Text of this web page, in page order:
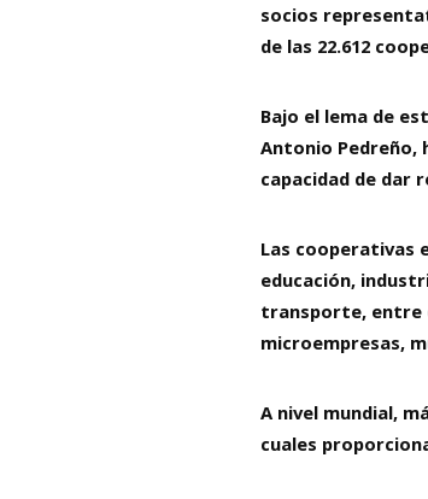
socios
de las 22.612
Bajo el lema de
Antonio Pedreño,
capacidad de dar
Las cooperativas
educación,
transporte, entre
microempresas,
A nivel mundial,
cuales